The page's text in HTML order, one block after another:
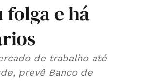
e há
de trabalho até
prevê Banco de